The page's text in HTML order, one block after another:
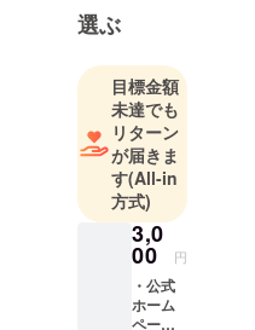
選ぶ
目標金額
未達でも
リターン
が届きま
す(All-in
方式)
3,0
00 円
・公式
ホーム
ページ